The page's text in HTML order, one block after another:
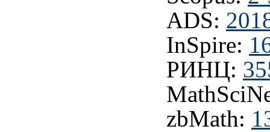
ADS:
InSpire:
РИНЦ:
zbMath: